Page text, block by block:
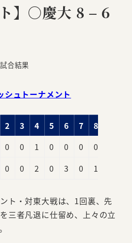
】○慶大 8 – 6
ゴリー
試合結果
シュトーナメント
2 3 4 5 6 7 8
0 0 1 0 0 0 0
0 0 2 0 3 0 1
ト・対東大戦は、1回裏、先
三者凡退に仕留め、上々の立